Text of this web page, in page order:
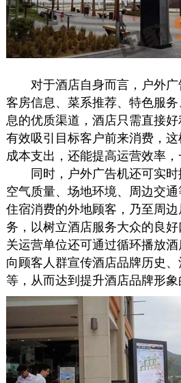
对于酒店自身而言，户外广
客房信息、菜系推荐、特色服
息的优质渠道，酒店只需直接
有效吸引目标客户前来消费，
成本支出，还能提高运营效率，
同时，户外广告机还可实时
空气质量、场地环境、周边交
住宿消费的外地顾客，乃至周
务，以树立酒店服务大众的良
关运营单位还可通过循环播放
向顾客人群宣传酒店品牌历史
等，从而达到提升酒店品牌形象